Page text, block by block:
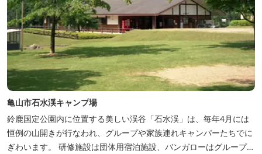
亀山市石水渓キャンプ場
鈴鹿国定公園内に位置する美しい渓谷「石水渓」は、毎年4月には
恒例の山開きが行なわれ、グループや家族連れキャンパーたちでに
ぎわいます。 研修施設は団体用宿泊施設、バンガローはグループ・